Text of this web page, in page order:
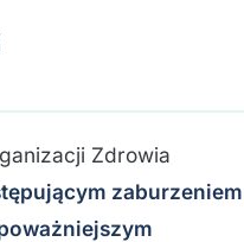
Zdrowia
zaburzeniem